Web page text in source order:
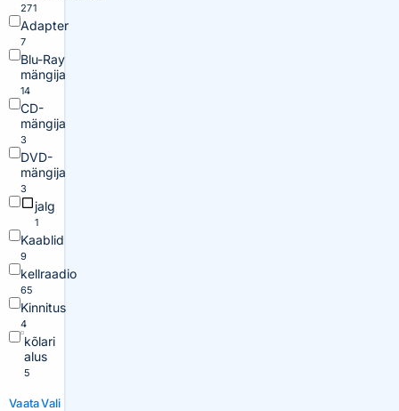
271
Adapter
7
Blu-Ray
mängija
14
CD-
mängija
3
DVD-
mängija
3
jalg
1
Kaablid
9
kellraadio
65
Kinnitus
4
kõlari
alus
5
VaataVali